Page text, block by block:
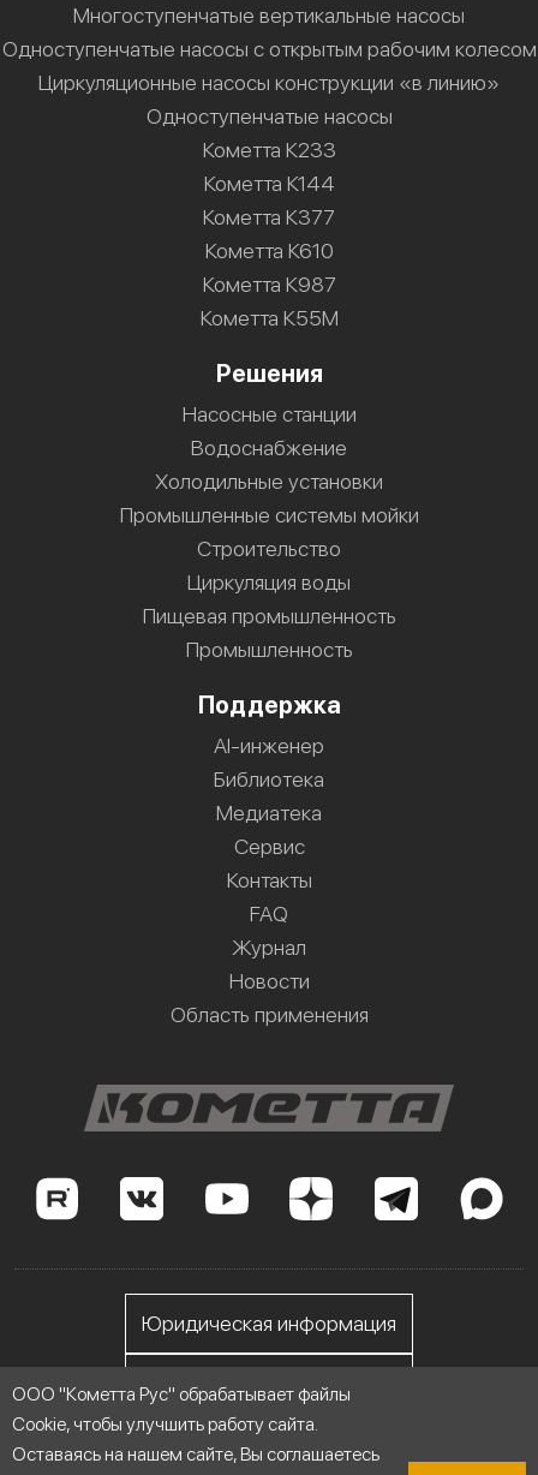
Многоступенчатые вертикальные насосы
Одноступенчатые насосы с открытым рабочим колесом
Циркуляционные насосы конструкции «в линию»
Одноступенчатые насосы
Кометта К233
Кометта К144
Кометта К377
Кометта К610
Кометта К987
Кометта К55М
Решения
Насосные станции
Водоснабжение
Холодильные установки
Промышленные системы мойки
Строительство
Циркуляция воды
Пищевая промышленность
Промышленность
Поддержка
AI-инженер
Библиотека
Медиатека
Сервис
Контакты
FAQ
Журнал
Новости
Область применения
Юридическая информация
Личный кабинет
ООО "Кометта Рус" обрабатывает файлы
Cookie, чтобы улучшить работу сайта.
Оставаясь на нашем сайте, Вы соглашаетесь